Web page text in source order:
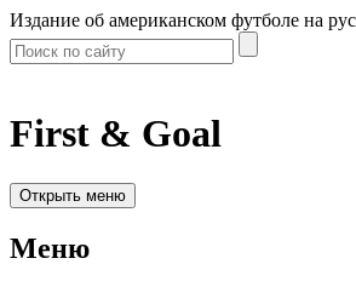
Издание об американском футболе на
First & Goal
Открыть меню
Меню